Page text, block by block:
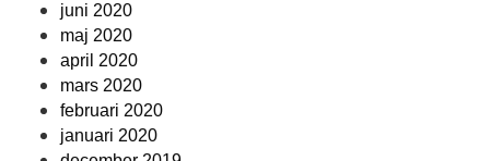
juni 2020
maj 2020
april 2020
mars 2020
februari 2020
januari 2020